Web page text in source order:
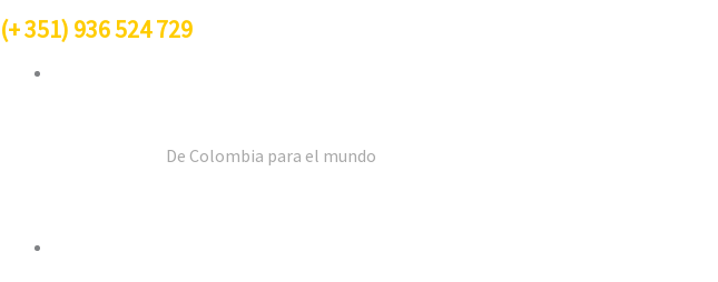
(+351) 936 524 729
De Colombia para el mundo